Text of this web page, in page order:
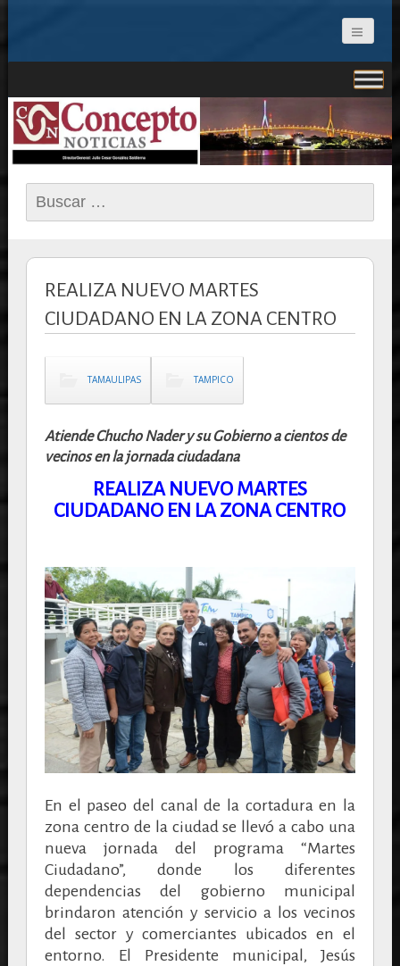
CONCEPTO NOTICIAS
Buscar:
REALIZA NUEVO MARTES
CIUDADANO EN LA ZONA CENTRO
TAMAULIPAS TAMPICO
Atiende Chucho Nader y su Gobierno a cientos de
vecinos en la jornada ciudadana
REALIZA NUEVO MARTES
CIUDADANO EN LA ZONA CENTRO
En el paseo del canal de la cortadura en la
zona centro de la ciudad se llevó a cabo una
nueva jornada del programa “Martes
Ciudadano”, donde los diferentes
dependencias del gobierno municipal
brindaron atención y servicio a los vecinos
del sector y comerciantes ubicados en el
entorno. El Presidente municipal, Jesús